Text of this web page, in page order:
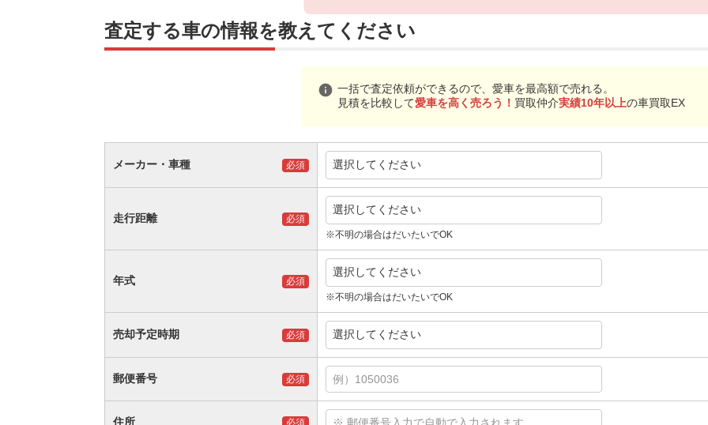
査定する車の情報を教えてください
info 一括で査定依頼ができるので、愛車を最高額で売れる。
見積を比較して愛車を高く売ろう！ 買取仲介実績10年以上の車買取EX
メーカー・車種 必須 選択してください
走行距離 必須
選択してください
※不明の場合はだいたいでOK
年式 必須
選択してください
※不明の場合はだいたいでOK
売却予定時期 必須 選択してください
郵便番号 必須
住所 必須